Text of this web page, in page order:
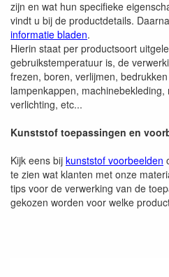
zijn en wat hun specifieke
vindt u bij de productdetails.
informatie bladen.
Hierin staat per productsoort
gebruikstemperatuur is, de
frezen, boren, verlijmen,
lampenkappen,
verlichting, etc...
Kunststof toepassingen en
Kijk eens bij kunststof voorbeelden
te zien wat klanten met onze
tips voor de verwerking van de
gekozen worden voor welke